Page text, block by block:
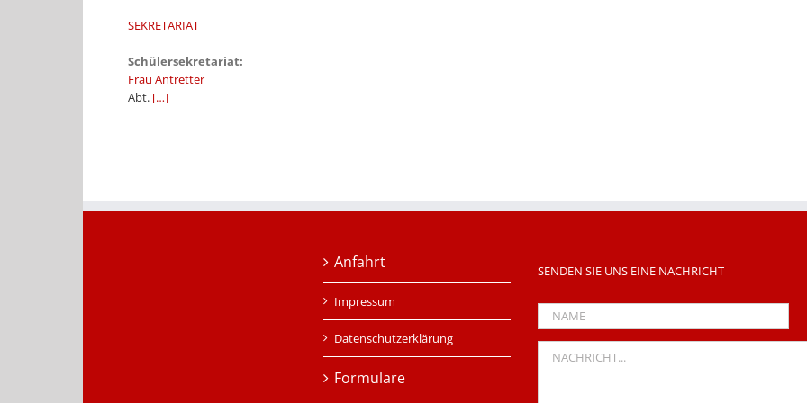
SEKRETARIAT
Schülersekretariat:
Frau Antretter
Abt. […]
Anfahrt
Impressum
Datenschutzerklärung
Formulare
SENDEN SIE UNS EINE NACHRICHT